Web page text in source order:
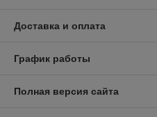
Доставка и оплата
График работы
Полная версия сайта